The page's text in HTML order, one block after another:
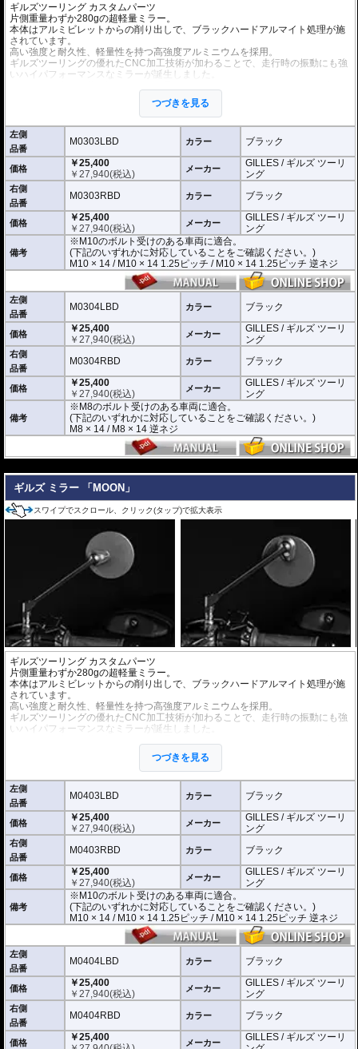
ギルズツーリング カスタムパーツ
片側重量わずか280gの超軽量ミラー。
本体はアルミビレットからの削り出しで、ブラックハードアルマイト処理が施
されています。
高い強度と耐久性、軽量性を持つ高強度アルミニウムを採用。
ギルズツーリングの優れたCNC加工技術が加わることで、走行時の振動にも強
いハイパフォーマンスなミラーが誕生しました。
付属アダプターは汎用性が高く、多くの車種にご利用いただけます。
※車検対応
※左右別売
※商品は汎用品です。
(取付確認がされているものは下記の適合検索で適合品番をご確認いただけま
す。)
M0303LBD / M0303RBD : M10のボルト受けのある車両に適合
※車体側のミラーの取り付け部分が下記のいずれかのネジに対応していること
をご確認ください。
M10 × 14 / M10 × 14 1.25ピッチ / M10 × 14 1.25ピッチ 逆ネジ
M0304LBD / M0304RBD : M8のボルト受けのある車両に適合
※車体側のミラーの取り付け部分が下記のいずれかのネジに対応していること
M8 × 14 / M8 × 14 逆ネジ
※取付箇所の状況や干渉するものがないかなど、あらかじめ寸法図を参考に実
車にて事前にご確認願います。
つづきを見る
左側
品番
M0303LBD カラー ブラック
価格
￥25,400
￥27,940(税込) メーカー
GILLES / ギルズ ツーリ
ング
右側
品番
M0303RBD カラー ブラック
価格
￥25,400
￥27,940(税込) メーカー
GILLES / ギルズ ツーリ
ング
備考
※M10のボルト受けのある車両に適合。
(下記のいずれかに対応していることをご確認ください。)
M10 × 14 / M10 × 14 1.25ピッチ / M10 × 14 1.25ピッチ 逆ネジ
左側
品番
M0304LBD カラー ブラック
価格
￥25,400
￥27,940(税込) メーカー
GILLES / ギルズ ツーリ
ング
右側
品番
M0304RBD カラー ブラック
価格
￥25,400
￥27,940(税込) メーカー
GILLES / ギルズ ツーリ
ング
備考
※M8のボルト受けのある車両に適合。
(下記のいずれかに対応していることをご確認ください。)
M8 × 14 / M8 × 14 逆ネジ
ギルズ ミラー 「MOON」
スワイプでスクロール、クリック(タップ)で拡大表示
ギルズツーリング カスタムパーツ
片側重量わずか280gの超軽量ミラー。
本体はアルミビレットからの削り出しで、ブラックハードアルマイト処理が施
されています。
高い強度と耐久性、軽量性を持つ高強度アルミニウムを採用。
ギルズツーリングの優れたCNC加工技術が加わることで、走行時の振動にも強
いハイパフォーマンスなミラーが誕生しました。
付属アダプターは汎用性が高く、多くの車種にご利用いただけます。
※車検対応
※左右別売
※商品は汎用品です。
(取付確認がされているものは下記の適合検索で適合品番をご確認いただけま
す。)
M0403LBD / M0403RBD : M10のボルト受けのある車両に適合
※車体側のミラーの取り付け部分が下記のいずれかのネジに対応していること
をご確認ください。
M10 × 14 / M10 × 14 1.25ピッチ / M10 × 14 1.25ピッチ 逆ネジ
M0404LBD / M0404RBD : M8のボルト受けのある車両に適合
※車体側のミラーの取り付け部分が下記のいずれかのネジに対応していること
M8 × 14 / M8 × 14 逆ネジ
※取付箇所の状況や干渉するものがないかなど、あらかじめ寸法図を参考に実
車にて事前にご確認願います。
つづきを見る
左側
品番
M0403LBD カラー ブラック
価格
￥25,400
￥27,940(税込) メーカー
GILLES / ギルズ ツーリ
ング
右側
品番
M0403RBD カラー ブラック
価格
￥25,400
￥27,940(税込) メーカー
GILLES / ギルズ ツーリ
ング
備考
※M10のボルト受けのある車両に適合。
(下記のいずれかに対応していることをご確認ください。)
M10 × 14 / M10 × 14 1.25ピッチ / M10 × 14 1.25ピッチ 逆ネジ
左側
品番
M0404LBD カラー ブラック
価格
￥25,400
￥27,940(税込) メーカー
GILLES / ギルズ ツーリ
ング
右側
品番
M0404RBD カラー ブラック
価格
￥25,400
メーカー
GILLES / ギルズ ツーリ